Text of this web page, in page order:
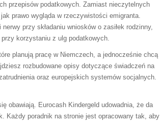
przepisów podatkowych. Zamiast nieczytelnych
prawo wygląda w rzeczywistości emigranta.
przy składaniu wniosków o zasiłek rodzinny,
korzystaniu z ulg podatkowych.
planują pracę w Niemczech, a jednocześnie chcą
rozbudowane opisy dotyczące świadczeń na
oraz europejskich systemów socjalnych.
obawiają. Eurocash Kindergeld udowadnia, że da
Każdy poradnik na stronie jest opracowany tak, aby